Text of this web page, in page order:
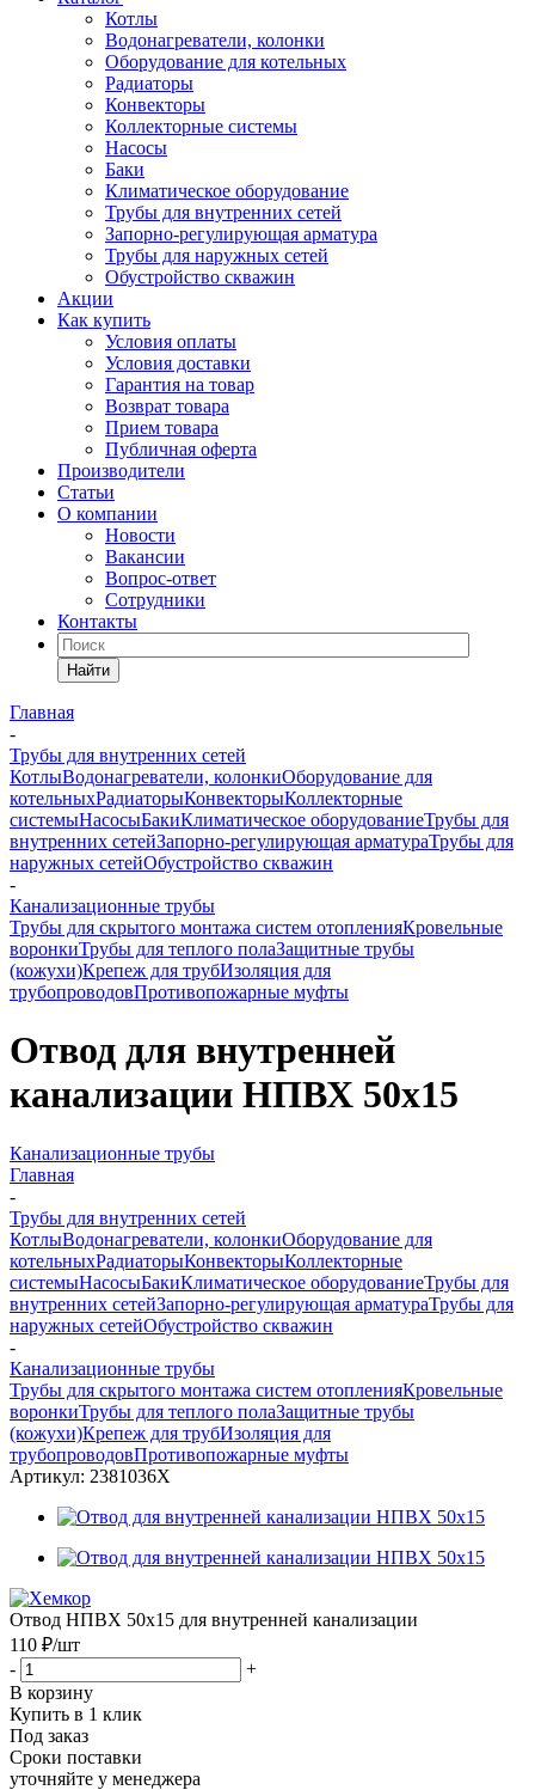
Котлы
Водонагреватели, колонки
Оборудование для котельных
Радиаторы
Конвекторы
Коллекторные системы
Насосы
Баки
Климатическое оборудование
Трубы для внутренних сетей
Запорно-регулирующая арматура
Трубы для наружных сетей
Обустройство скважин
Акции
Как купить
Условия оплаты
Условия доставки
Гарантия на товар
Возврат товара
Прием товара
Публичная оферта
Производители
Статьи
О компании
Новости
Вакансии
Вопрос-ответ
Сотрудники
Контакты
Найти
Главная
-
Трубы для внутренних сетей
КотлыВодонагреватели, колонкиОборудование для
котельныхРадиаторыКонвекторыКоллекторные
системыНасосыБакиКлиматическое оборудованиеТрубы для
внутренних сетейЗапорно-регулирующая арматураТрубы для
наружных сетейОбустройство скважин
-
Канализационные трубы
Трубы для скрытого монтажа систем отопленияКровельные
воронкиТрубы для теплого полаЗащитные трубы
(кожухи)Крепеж для трубИзоляция для
трубопроводовПротивопожарные муфты
Отвод для внутренней
канализации НПВХ 50x15
Канализационные трубы
Главная
-
Трубы для внутренних сетей
КотлыВодонагреватели, колонкиОборудование для
котельныхРадиаторыКонвекторыКоллекторные
системыНасосыБакиКлиматическое оборудованиеТрубы для
внутренних сетейЗапорно-регулирующая арматураТрубы для
наружных сетейОбустройство скважин
-
Канализационные трубы
Трубы для скрытого монтажа систем отопленияКровельные
воронкиТрубы для теплого полаЗащитные трубы
(кожухи)Крепеж для трубИзоляция для
трубопроводовПротивопожарные муфты
Артикул: 2381036Х
Отвод НПВХ 50x15 для внутренней канализации
110 ₽/шт
-
+
В корзину
Купить в 1 клик
Под заказ
Сроки поставки
уточняйте у менеджера